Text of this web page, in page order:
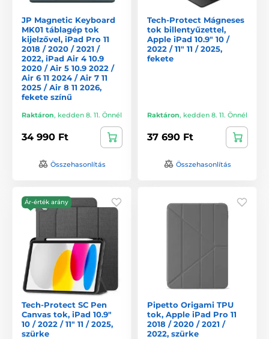
JP Magnetic Keyboard
MK01 táblagép tok
kijelzővel, iPad Pro 11
2018 / 2020 / 2021 /
2022, iPad Air 4 10.9
2020 / Air 5 10.9 2022 /
Air 6 11 2024 / Air 7 11
2025 / Air 8 11 2026,
fekete színű
Raktáron, kedden 8. 11. Önnél
34 990 Ft
Összehasonlítás
Tech-Protect Mágneses
tok billentyűzettel,
Apple iPad 10.9" 10 /
2022 / 11" 11 / 2025,
fekete
Raktáron, kedden 8. 11. Önnél
37 690 Ft
Összehasonlítás
Ár-érték arány
Tech-Protect SC Pen
Canvas tok, iPad 10.9"
10 / 2022 / 11" 11 / 2025,
szürke
Pipetto Origami TPU
tok, Apple iPad Pro 11
2018 / 2020 / 2021 /
2022, szürke